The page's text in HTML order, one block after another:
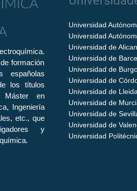
formación
españolas
los títulos
Máster en
Ingeniería
etc., que
y
Universidad
Universidad
Universidad de
Universidad de
Universidad de
Universidad de
Universidad de
Universidad de
Universidad de
Universidad de
Universidad